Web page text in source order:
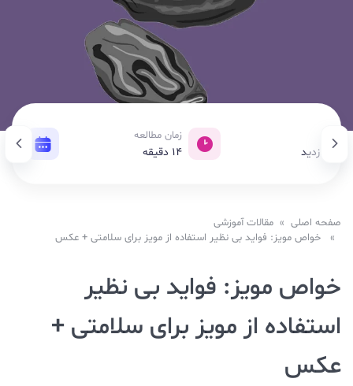
بازدید
زمان مطالعه
14 دقیقه 29 خرداد 1403
صفحه اصلی » مقالات آموزشی
» خواص مویز: فواید بی نظیر استفاده از مویز برای سلامتی + عکس
خواص مویز: فواید بی نظیر
استفاده از مویز برای سلامتی +
عکس